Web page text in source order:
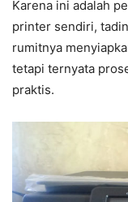
Karena ini adalah
printer sendiri,
rumitnya
tetapi ternyata
praktis.